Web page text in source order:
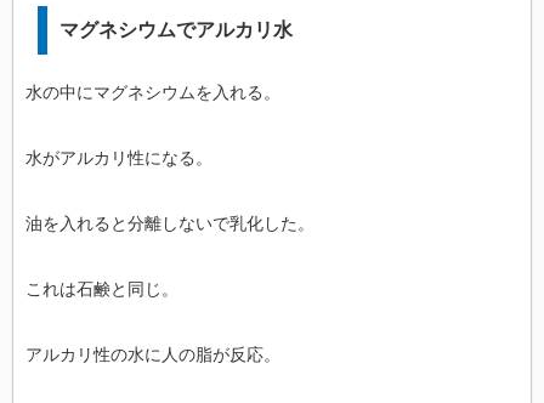
マグネシウムでアルカリ水
水の中にマグネシウムを入れる。
水がアルカリ性になる。
油を入れると分離しないで乳化した。
これは石鹸と同じ。
アルカリ性の水に人の脂が反応。